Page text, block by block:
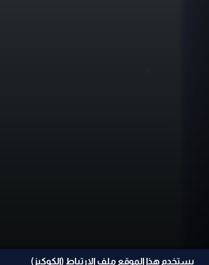
يستخدم هذا الموقع ملف الإرتباط (الكوكيز)